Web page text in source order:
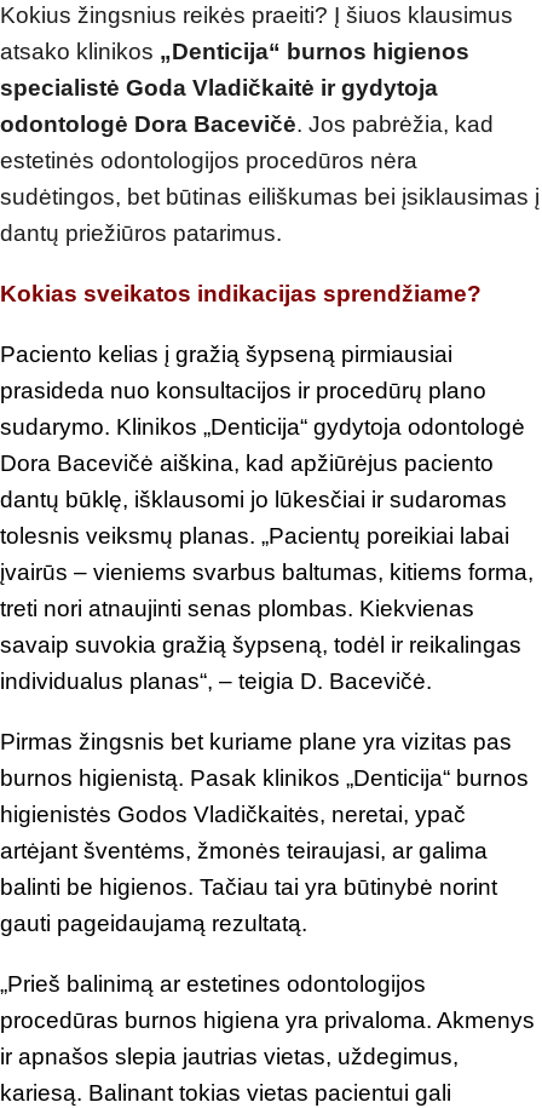
Kokius žingsnius reikės praeiti? Į šiuos klausimus
atsako klinikos „Denticija“ burnos higienos
specialistė Goda Vladičkaitė ir gydytoja
odontologė Dora Bacevičė. Jos pabrėžia, kad
estetinės odontologijos procedūros nėra
sudėtingos, bet būtinas eiliškumas bei įsiklausimas į
dantų priežiūros patarimus.
Kokias sveikatos indikacijas sprendžiame?
Paciento kelias į gražią šypseną pirmiausiai
prasideda nuo konsultacijos ir procedūrų plano
sudarymo. Klinikos „Denticija“ gydytoja odontologė
Dora Bacevičė aiškina, kad apžiūrėjus paciento
dantų būklę, išklausomi jo lūkesčiai ir sudaromas
tolesnis veiksmų planas. „Pacientų poreikiai labai
įvairūs – vieniems svarbus baltumas, kitiems forma,
treti nori atnaujinti senas plombas. Kiekvienas
savaip suvokia gražią šypseną, todėl ir reikalingas
individualus planas“, – teigia D. Bacevičė.
Pirmas žingsnis bet kuriame plane yra vizitas pas
burnos higienistą. Pasak klinikos „Denticija“ burnos
higienistės Godos Vladičkaitės, neretai, ypač
artėjant šventėms, žmonės teiraujasi, ar galima
balinti be higienos. Tačiau tai yra būtinybė norint
gauti pageidaujamą rezultatą.
„Prieš balinimą ar estetines odontologijos
procedūras burnos higiena yra privaloma. Akmenys
ir apnašos slepia jautrias vietas, uždegimus,
kariesą. Balinant tokias vietas pacientui gali